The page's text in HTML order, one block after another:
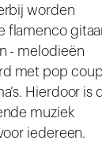
worden
flamenco
- melodieën
met pop
Hierdoor is
muziek
iedereen.